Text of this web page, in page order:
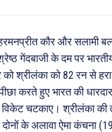
कौर और सलामी
गेंदबाजी के दम पर
श्रीलंका को 82 रन से
करते हुए भारत की
विकेट चटकाए। श्रीलंका
के अलावा ऐमा कंचना